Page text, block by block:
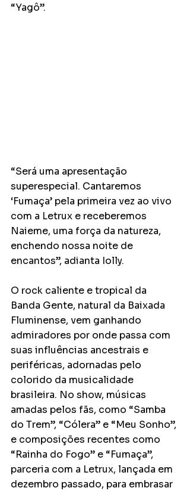
“Yagô”.
“Será uma apresentação
superespecial. Cantaremos
‘Fumaça’ pela primeira vez ao vivo
com a Letrux e receberemos
Naieme, uma força da natureza,
enchendo nossa noite de
encantos”, adianta Iolly.
O rock caliente e tropical da
Banda Gente, natural da Baixada
Fluminense, vem ganhando
admiradores por onde passa com
suas influências ancestrais e
periféricas, adornadas pelo
colorido da musicalidade
brasileira. No show, músicas
amadas pelos fãs, como “Samba
do Trem”, “Cólera” e “Meu Sonho”,
e composições recentes como
“Rainha do Fogo” e “Fumaça”,
parceria com a Letrux, lançada em
dezembro passado, para embrasar